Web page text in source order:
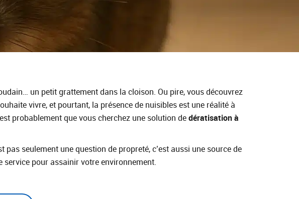
un petit grattement dans la cloison. Ou pire, vous découvrez
vivre, et pourtant, la présence de nuisibles est une réalité à
probablement que vous cherchez une solution dedératisation à
seulement une question de propreté, c’est aussi une source de
service pour assainir votre environnement.